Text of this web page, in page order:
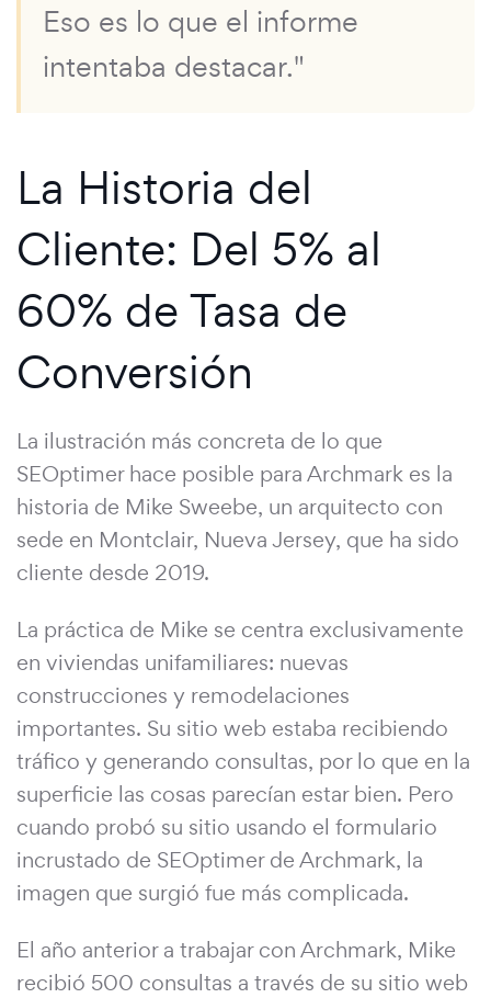
Eso es lo que el informe
intentaba destacar."
La Historia del
Cliente: Del 5% al
60% de Tasa de
Conversión
La ilustración más concreta de lo que
SEOptimer hace posible para Archmark es la
historia de Mike Sweebe, un arquitecto con
sede en Montclair, Nueva Jersey, que ha sido
cliente desde 2019.
La práctica de Mike se centra exclusivamente
en viviendas unifamiliares: nuevas
construcciones y remodelaciones
importantes. Su sitio web estaba recibiendo
tráfico y generando consultas, por lo que en la
superficie las cosas parecían estar bien. Pero
cuando probó su sitio usando el formulario
incrustado de SEOptimer de Archmark, la
imagen que surgió fue más complicada.
El año anterior a trabajar con Archmark, Mike
recibió 500 consultas a través de su sitio web